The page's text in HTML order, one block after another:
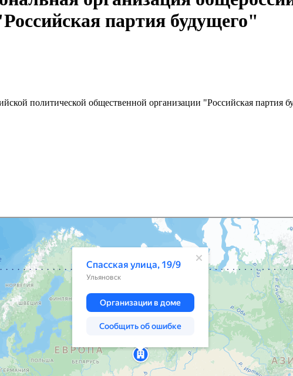
партия будущего"
политической общественной организации "Российская партия